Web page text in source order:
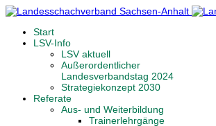
Start
LSV-Info
LSV aktuell
Außerordentlicher
Landesverbandstag 2024
Strategiekonzept 2030
Referate
Aus- und Weiterbildung
Trainerlehrgänge